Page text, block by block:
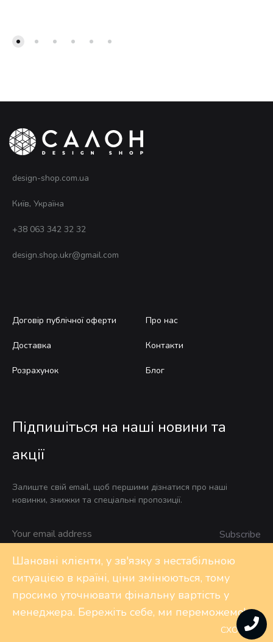
design-shop.com.ua
Київ, Україна
+38 063 342 32 32
design.shop.ukr@gmail.com
Договір публічної оферти
Доставка
Розрахунок
Про нас
Контакти
Блог
Підпишіться на наші новини та
акції
Залиште свій email, щоб першими дізнатися про наші
новинки, знижки та спеціальні пропозиції.
©2020 Design-shop. All rights reserved
Privacy Policy Контакти
Шановні клієнти, у зв'язку з нестабільною
ситуацією в країні, ціни змінюються, тому
просимо уточнювати фінальну вартість у
менеджера. Бережіть себе, ми переможемо!
СХОВАТИ